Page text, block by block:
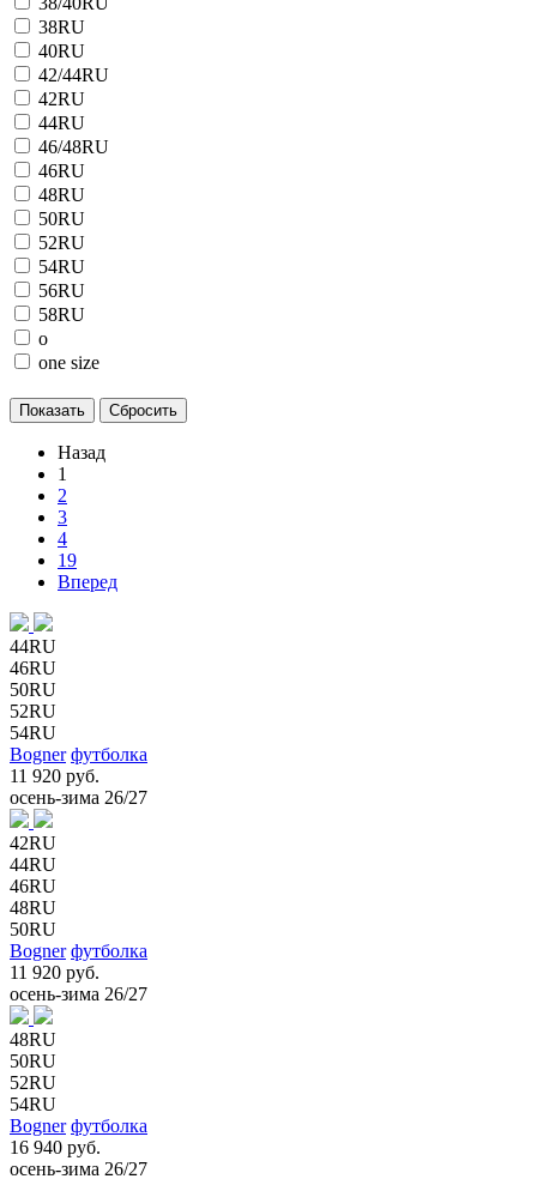
38RU
40RU
42/44RU
42RU
44RU
46/48RU
46RU
48RU
50RU
52RU
54RU
56RU
58RU
o
one size
Назад
1
2
3
4
19
Вперед
44RU
46RU
50RU
52RU
54RU
Bogner футболка
11 920 руб.
осень-зима 26/27
42RU
44RU
46RU
48RU
50RU
Bogner футболка
11 920 руб.
осень-зима 26/27
48RU
50RU
52RU
54RU
Bogner футболка
16 940 руб.
осень-зима 26/27